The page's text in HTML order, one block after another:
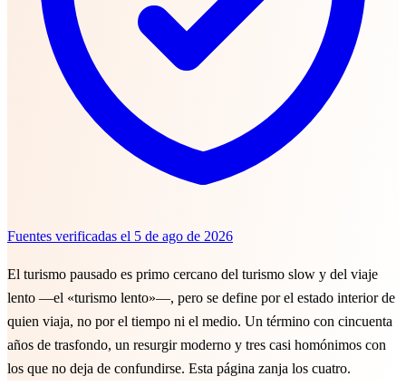
Fuentes verificadas el 5 de ago de 2026
El turismo pausado es primo cercano del turismo slow y del viaje
lento —el «turismo lento»—, pero se define por el estado interior de
quien viaja, no por el tiempo ni el medio. Un término con cincuenta
años de trasfondo, un resurgir moderno y tres casi homónimos con
los que no deja de confundirse. Esta página zanja los cuatro.